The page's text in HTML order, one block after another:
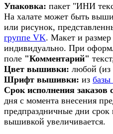
Упаковка: пакет "ИНИ
На халате может быть
или рисунок,
группе VK. Макет и
индивидуально. При
поле "Комментарий"
Цвет вышивки: любой (из
Шрифт вышивки: из
Срок исполнения
дня с момента внесения
предпраздничные дни срок
вышивкой увеличивается.